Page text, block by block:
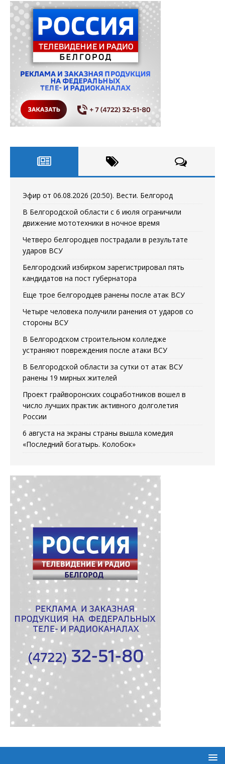
Эфир от 06.08.2026 (20:50). Вести. Белгород
В Белгородской области с 6 июля ограничили
движение мототехники в ночное время
Четверо белгородцев пострадали в результате
ударов ВСУ
Белгородский избирком зарегистрировал пять
кандидатов на пост губернатора
Еще трое белгородцев ранены после атак ВСУ
Четыре человека получили ранения от ударов со
стороны ВСУ
В Белгородском строительном колледже
устраняют повреждения после атаки ВСУ
В Белгородской области за сутки от атак ВСУ
ранены 19 мирных жителей
Проект грайворонских соцработников вошел в
число лучших практик активного долголетия
России
6 августа на экраны страны вышла комедия
«Последний богатырь. Колобок»